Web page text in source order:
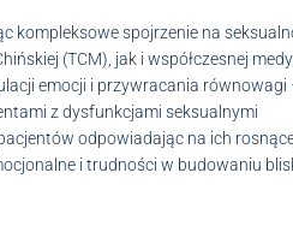
kompleksowe spojrzenie na
(TCM), jak i współczesnej
emocji i przywracania równowagi
z dysfunkcjami seksualnymi
odpowiadając na ich
i trudności w budowaniu